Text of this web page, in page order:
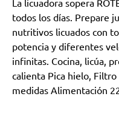
La licuadora sopera
todos los días. Prepare
nutritivos licuados con
potencia y diferentes
infinitas. Cocina, licúa,
calienta Pica hielo,
medidas Alimentación